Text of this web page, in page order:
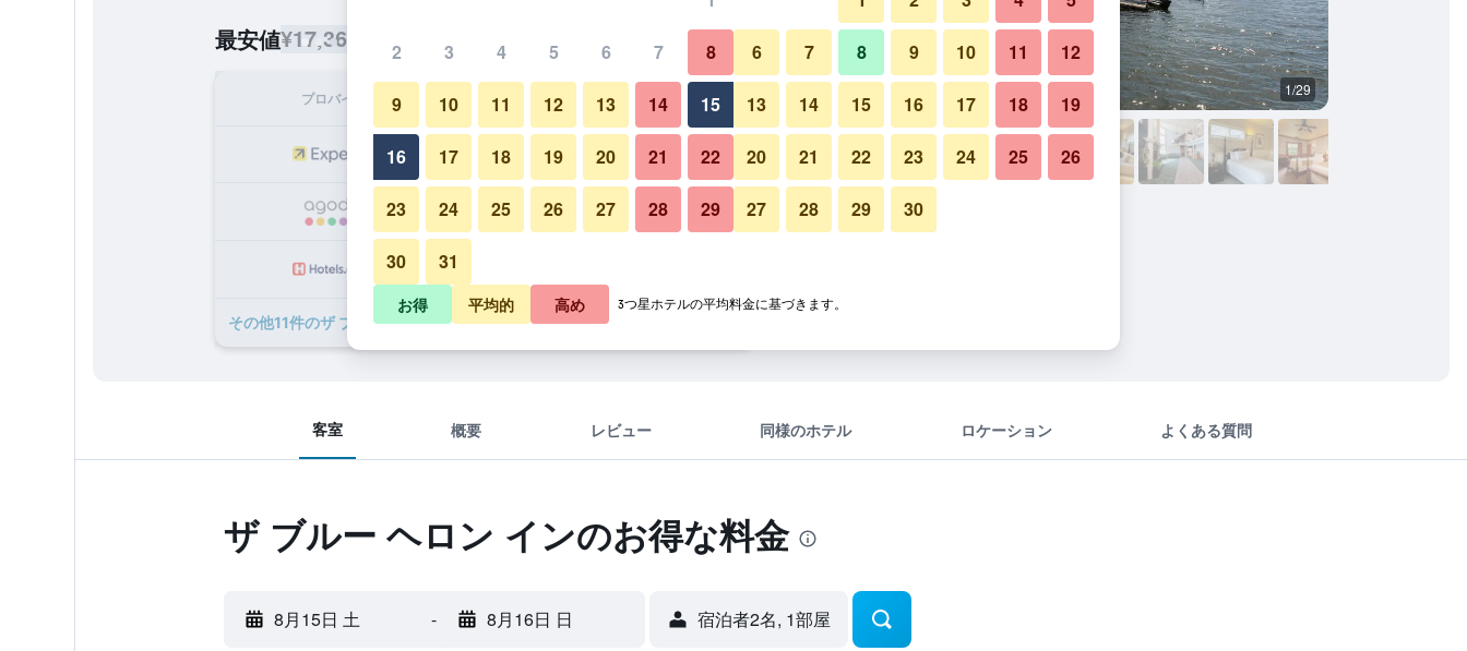
最安値¥17,362
プロバイダ 1泊あたり合計
¥17,362 プランを見る
¥19,350 プランを見る
​その他11​件のザ ブルー ヘロン インのオファー
屋外の景色 1/29
ザ ブルー ヘロン インの写真
客室 概要 レビュー 同様のホテル ロケーション よくある質問
ザ ブルー ヘロン インのお得な料金
8月15日 土 - 8月16日 日 宿泊者2名, 1​部屋
2 3 4 5 6 7 8
9 10 11 12 13 14 15
16 17 18 19 20 21 22
23 24 25 26 27 28 29
30 31
6 7 8 9 10 11 12
13 14 15 16 17 18 19
20 21 22 23 24 25 26
27 28 29 30
お得 平均的 高め 3つ星ホテルの平均料金に基づきます。